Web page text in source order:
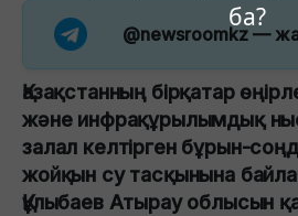
ба?
@newsroomkz —
Қазақстанның бірқатар
және инфрақұрылымдық
залал келтірген бұрын-
жойқын су тасқынына
Құлыбаев Атырау облысын